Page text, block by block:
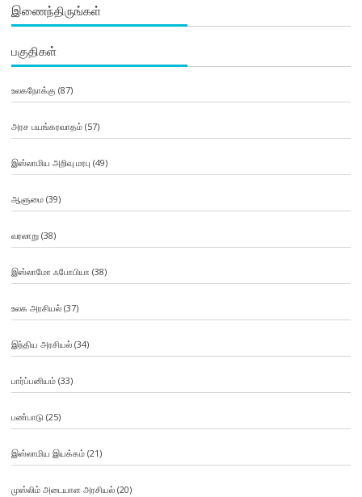
இணைந்திருங்கள்
பகுதிகள்
உலகநோக்கு (87)
அரச பயங்கரவாதம்(57)
இஸ்லாமிய அறிவு மரபு (49)
ஆளுமை(39)
வரலாறு(38)
இஸ்லாமோ ஃபோபியா (38)
உலக அரசியல்(37)
இந்திய அரசியல்(34)
பார்ப்பனியம்(33)
பண்பாடு(25)
இஸ்லாமிய இயக்கம்(21)
முஸ்லிம் அடையாள அரசியல்(20)